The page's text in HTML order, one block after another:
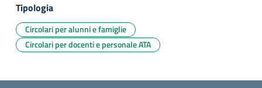
Tipologia
Circolari per alunni e famiglie
Circolari per docenti e personale ATA